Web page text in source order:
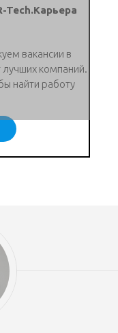
Tech.Карьера
вакансии в
лучших компаний.
найти работу